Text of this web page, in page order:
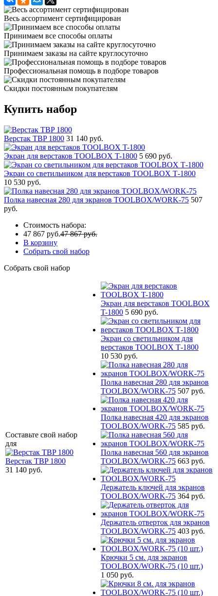
Весь ассортимент сертифицирован
Принимаем все способы оплаты
Принимаем заказы на сайте круглосуточно
Профессиональная помощь в подборе товаров
Скидки постоянным покупателям
Купить набор
Верстак TBP 1800 31 140 руб.
Экран для верстаков TOOLBOX T-1800 5 690 руб.
Экран со светильником для верстаков TOOLBOX Т-1800
10 530 руб.
Полка навесная 280 для экранов TOOLBOX/WORK-75 507
руб.
Стоимость набора:
47 867 руб.47 867 руб.
В корзину
Собрать свой набор
Собрать свой набор
Составьте свой набор
для
Верстак TBP 1800
31 140 руб.
Экран для верстаков TOOLBOX
T-1800 5 690 руб.
Экран со светильником для
верстаков TOOLBOX Т-1800
10 530 руб.
Полка навесная 280 для экранов
TOOLBOX/WORK-75 507 руб.
Полка навесная 420 для экранов
TOOLBOX/WORK-75 585 руб.
Полка навесная 560 для экранов
TOOLBOX/WORK-75 663 руб.
Держатель ключей для экранов
TOOLBOX/WORK-75 364 руб.
Держатель отверток для экранов
TOOLBOX/WORK-75 403 руб.
Крючки 5 см. для экранов
TOOLBOX/WORK-75 (10 шт.)
1 050 руб.